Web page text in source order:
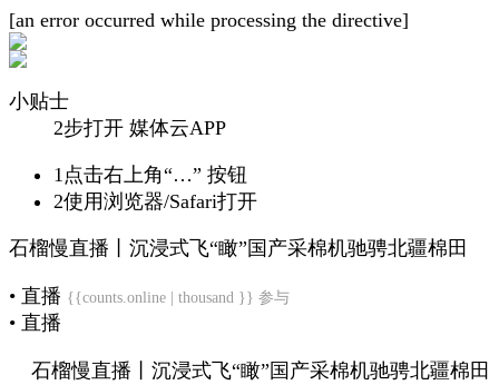
[an error occurred while processing the directive]
小贴士
2步打开 媒体云APP
1点击右上角“…” 按钮
2使用浏览器/Safari打开
石榴慢直播丨沉浸式飞“瞰”国产采棉机驰骋北疆棉田
• 直播 {{counts.online | thousand }} 参与
• 直播
石榴慢直播丨沉浸式飞“瞰”国产采棉机驰骋北疆棉田